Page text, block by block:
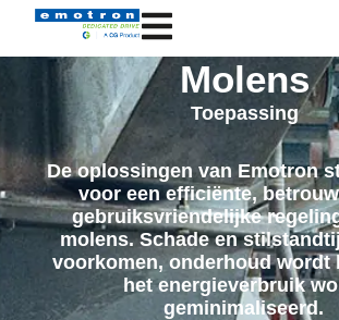
Molens
Toepassing
De oplossingen van Emotron
voor een efficiënte,
gebruiksvriendelijke
molens. Schade en
voorkomen, onderhoud wordt
het energieverbruik
geminimaliseerd.